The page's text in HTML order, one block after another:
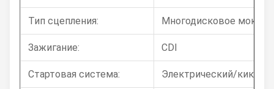
Тип сцепления: Многодисковое
Зажигание: CDI
Стартовая система: Электрический/кик-